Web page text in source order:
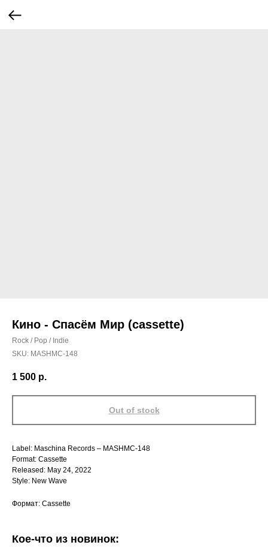
Кино - Спасём Мир (cassette)
Rock / Pop / Indie
SKU: MASHMC-148
1 500 р.
Out of stock
Label: Maschina Records – MASHMC-148
Format: Cassette
Released: May 24, 2022
Style: New Wave
Формат: Cassette
Кое-что из новинок: